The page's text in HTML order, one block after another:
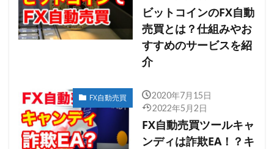
ビットコインのFX自動
売買とは？仕組みやお
すすめのサービスを紹
介
FX自動売買
2020年7月15日
2022年5月2日
FX自動売買ツールキャ
ンディは詐欺EA！？キ